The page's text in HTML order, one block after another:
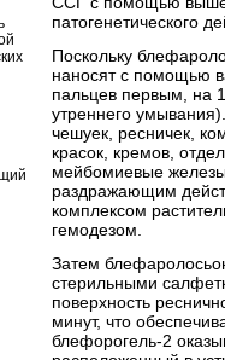
патогенетического
Поскольку
наносят с помощью
пальцев первым, на
утреннего
чешуек, ресничек,
красок, кремов,
мейбомиевые
раздражающим
комплексом
гемодезом.
Затем
стерильными
поверхность
минут, что
блефорогель-2